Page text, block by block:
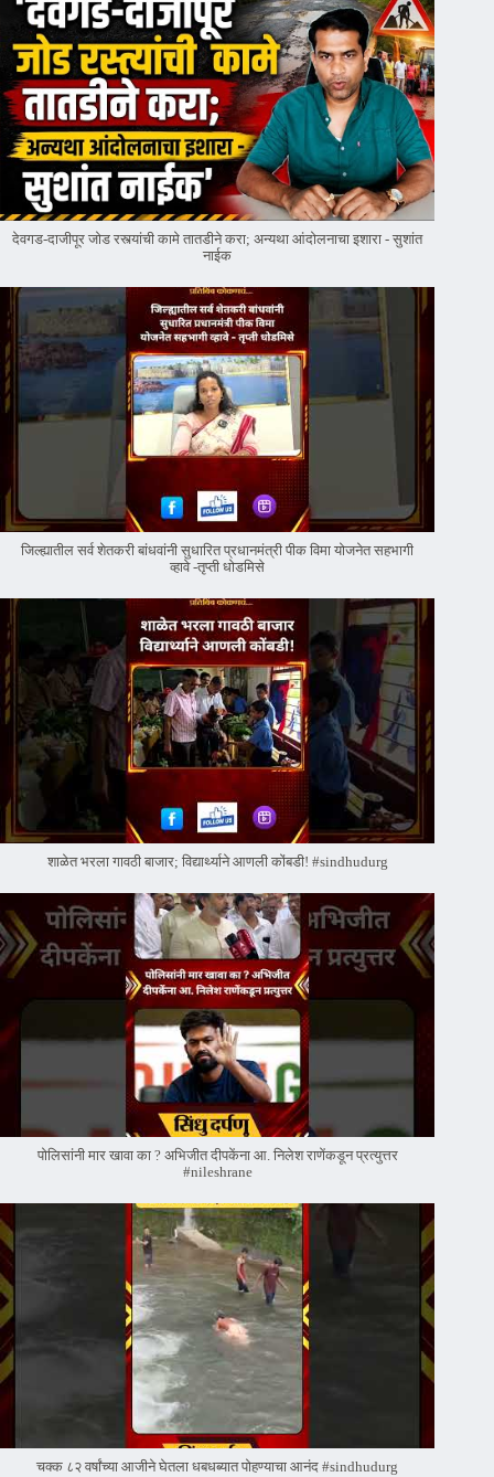
देवगड-दाजीपूर जोड रस्त्यांची कामे तातडीने करा; अन्यथा आंदोलनाचा इशारा - सुशांत
नाईक
जिल्ह्यातील सर्व शेतकरी बांधवांनी सुधारित प्रधानमंत्री पीक विमा योजनेत सहभागी
व्हावे -तृप्ती धोडमिसे
शाळेत भरला गावठी बाजार; विद्यार्थ्याने आणली कोंबडी! #sindhudurg
पोलिसांनी मार खावा का ? अभिजीत दीपकेंना आ. निलेश राणेंकडून प्रत्युत्तर
#nileshrane
चक्क ८२ वर्षांच्या आजीने घेतला धबधब्यात पोहण्याचा आनंद #sindhudurg